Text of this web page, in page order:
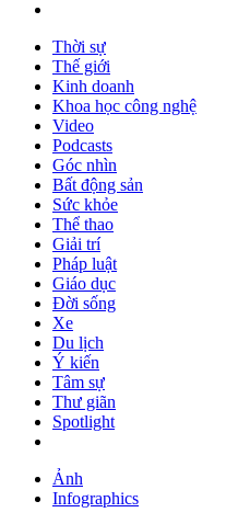
Thời sự
Thế giới
Kinh doanh
Khoa học công nghệ
Video
Podcasts
Góc nhìn
Bất động sản
Sức khỏe
Thể thao
Giải trí
Pháp luật
Giáo dục
Đời sống
Xe
Du lịch
Ý kiến
Tâm sự
Thư giãn
Spotlight
Ảnh
Infographics